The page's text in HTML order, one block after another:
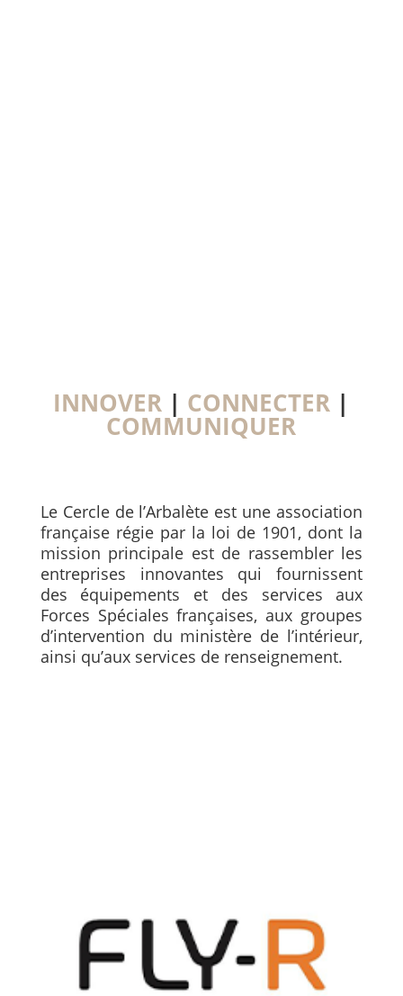
INNOVER | CONNECTER |
COMMUNIQUER
Le Cercle de l’Arbalète est une association
française régie par la loi de 1901, dont la
mission principale est de rassembler les
entreprises innovantes qui fournissent
des équipements et des services aux
Forces Spéciales françaises, aux groupes
d’intervention du ministère de l’intérieur,
ainsi qu’aux services de renseignement.